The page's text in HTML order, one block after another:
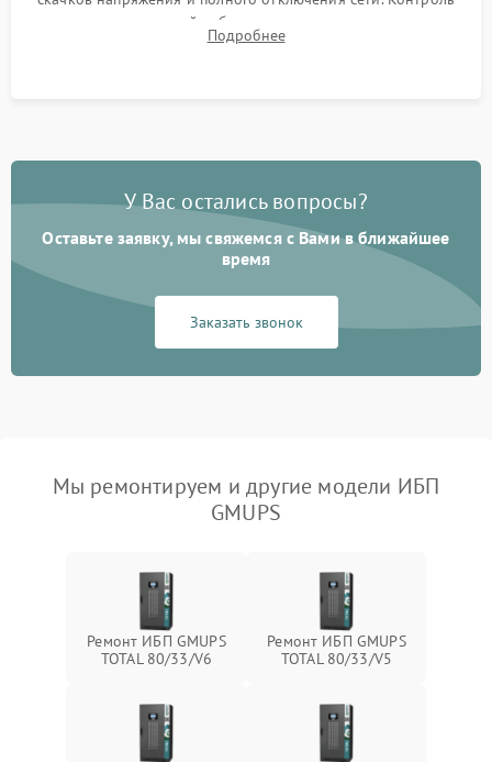
времени автономной работы, температурного режима и
корректности формы выходного сигнала.
Подробнее
У Вас остались вопросы?
Оставьте заявку, мы свяжемся с Вами в ближайшее
время
Заказать звонок
Мы ремонтируем и другие модели ИБП
GMUPS
Ремонт ИБП GMUPS
TOTAL 80/33/V6
Ремонт ИБП GMUPS
TOTAL 80/33/V5